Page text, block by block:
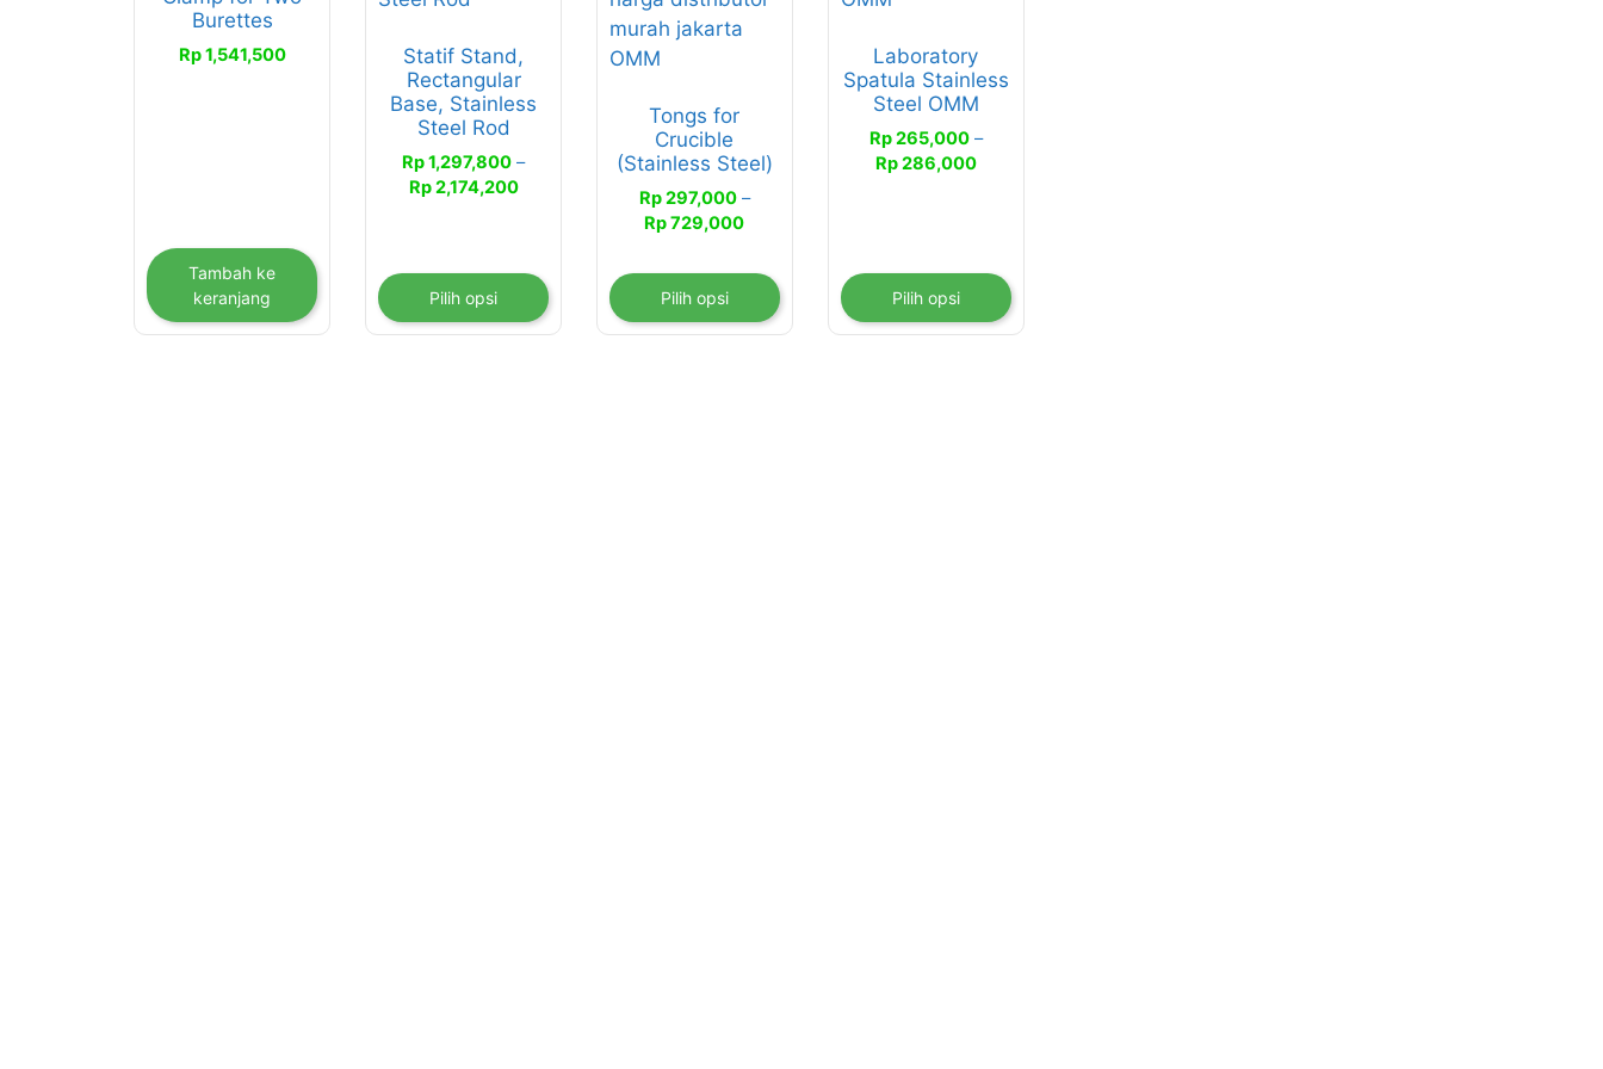
Burettes
Rp1,541,500
Tambah ke
keranjang
Statif Stand,
Rectangular
Base, Stainless
Steel Rod
Rp1,297,800 –
Rp2,174,200Rentang
Rp 2,174,200
Pilih opsi
Pilihan
dapat
Tongs for
Crucible
(Stainless Steel)
Rp297,000 –
Rp729,000Rentang
Rp 297,000
hingga
Rp 729,000
Pilih opsi
varian.
Pilihan
dapat
diambil
di
halaman
produk
Laboratory
Spatula Stainless
Steel OMM
Rp265,000 –
Rp286,000Rentang
Pilih opsi
Pilihan
ini
dapat
diambil